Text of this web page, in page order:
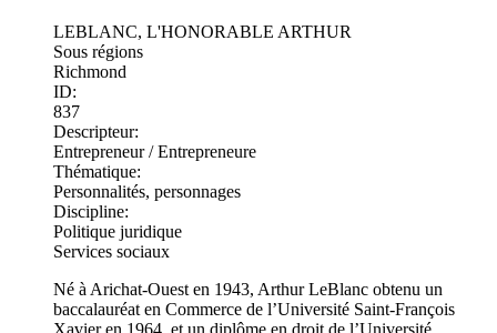
LEBLANC, L'HONORABLE ARTHUR
Sous régions
Richmond
ID:
837
Descripteur:
Entrepreneur / Entrepreneure
Thématique:
Personnalités, personnages
Discipline:
Politique juridique
Services sociaux
Né à Arichat-Ouest en 1943, Arthur LeBlanc obtenu un
baccalauréat en Commerce de l’Université Saint-François
Xavier en 1964, et un diplôme en droit de l’Université